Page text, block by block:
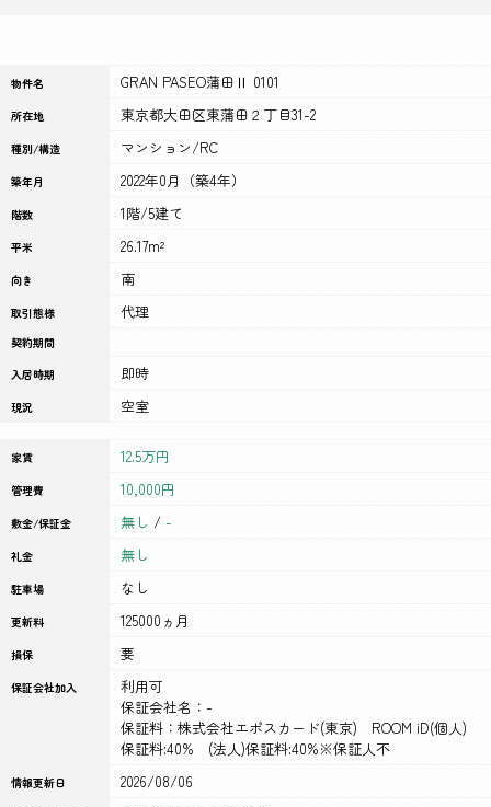
物件名 GRAN PASEO蒲田Ⅱ 0101
所在地 東京都大田区東蒲田２丁目31-2
種別/構造 マンション/RC
築年月 2022年0月（築4年）
階数 1階/5建て
平米 26.17m²
向き 南
取引態様 代理
契約期間
入居時期
即時
現況 空室
家賃 12.5万円
管理費 10,000円
敷金/保証金 無し / -
礼金 無し
駐車場 なし
更新料 125000ヵ月
損保 要
保証会社加入
利用可
保証会社名：-
保証料：株式会社エポスカード(東京) ROOM iD(個人)
保証料:40% (法人)保証料:40%※保証人不
情報更新日 2026/08/06